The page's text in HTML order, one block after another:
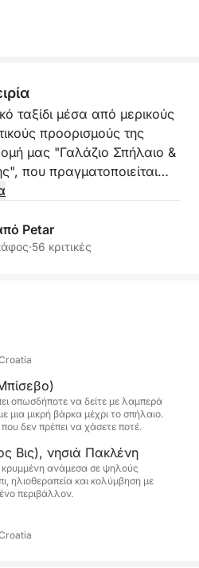
ταξίδι μέσα από μερικούς
προορισμούς της
μας "Γαλάζιο Σπήλαιο &
που πραγματοποιείται
έως τις 16:00. Αυτή η
και την αναψυχή σε μια
Γαλάζιο Σπήλαιο στο
το νερό σε ένα
Γίνετε μάρτυρες αυτού
από κοντά και τραβήξτε
σε ένα από τα πιο
Κροατίας.
συνεχίζουμε να
Βις, σταματώντας σε
όρμους και
αναπνευστήρα που είναι
Απολαύστε την πλήρη
Petar
·56 κριτικές
οπωσδήποτε να δείτε με λαμπερά
μια μικρή βάρκα μέχρι το σπήλαιο.
δεν πρέπει να χάσετε ποτέ.
Βις), νησιά Πακλένη
ανάμεσα σε ψηλούς
ηλιοθεραπεία και κολύμβηση με
περιβάλλον.